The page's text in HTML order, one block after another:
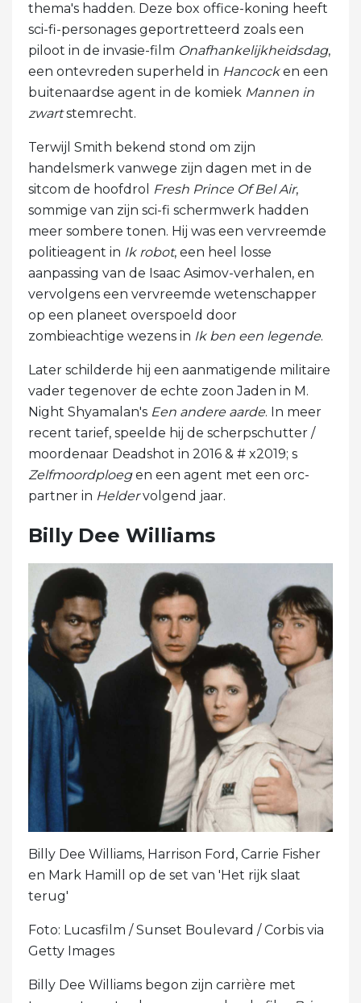
thema's hadden. Deze box office-koning heeft
sci-fi-personages geportretteerd zoals een
piloot in de invasie-film Onafhankelijkheidsdag,
een ontevreden superheld in Hancocken een
buitenaardse agent in de komiek Mannen in
zwartstemrecht.
Terwijl Smith bekend stond om zijn
handelsmerk vanwege zijn dagen met in de
sitcom de hoofdrol
Fresh Prince Of Bel Air,
sommige van zijn sci-fi schermwerk hadden
meer sombere tonen. Hij was een vervreemde
politieagent in Ik robot, een heel losse
aanpassing van de Isaac Asimov-verhalen, en
vervolgens een vervreemde wetenschapper
op een planeet overspoeld door
zombieachtige wezens in Ik ben een legende.
Later schilderde hij een aanmatigende militaire
vader tegenover de echte zoon Jaden in M.
Night Shyamalan's Een andere aarde. In meer
recent tarief, speelde hij de scherpschutter /
moordenaar Deadshot in 2016 & # x2019; s
Zelfmoordploegen een agent met een orc-
partner in Heldervolgend jaar.
Billy Dee Williams
Billy Dee Williams, Harrison Ford, Carrie Fisher
en Mark Hamill op de set van 'Het rijk slaat
terug'
Foto: Lucasfilm / Sunset Boulevard / Corbis via
Getty Images
Billy Dee Williams begon zijn carrière met